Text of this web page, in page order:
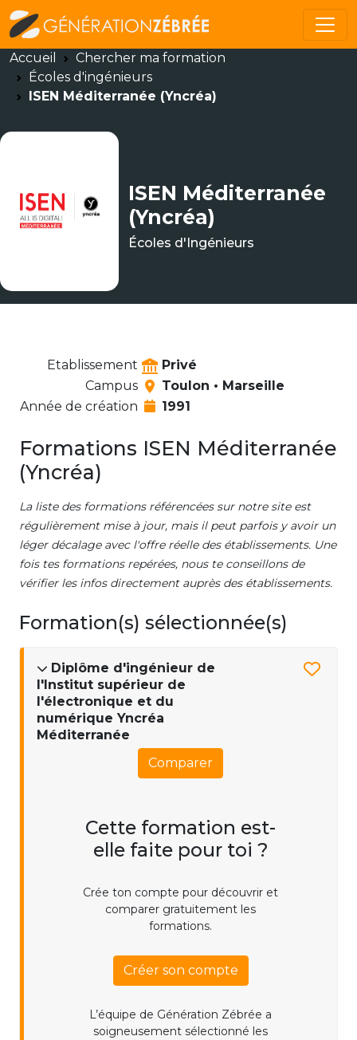
Accueil
Chercher ma formation
Écoles d'ingénieurs
ISEN Méditerranée (Yncréa)
ISEN Méditerranée
(Yncréa)
Écoles d'Ingénieurs
Etablissement
Privé
Campus
Toulon • Marseille
Année de création
1991
Formations ISEN Méditerranée
(Yncréa)
La liste des formations référencées sur notre site est
régulièrement mise à jour, mais il peut parfois y avoir un
léger décalage avec l'offre réelle des établissements. Une
fois tes formations repérées, nous te conseillons de
vérifier les infos directement auprès des établissements.
Formation(s) sélectionnée(s)
Diplôme d'ingénieur de
l'Institut supérieur de
l'électronique et du
numérique Yncréa
Méditerranée
Comparer
Cette formation est-
elle faite pour toi ?
Crée ton compte pour découvrir et
comparer gratuitement les
formations.
Créer son compte
L’équipe de Génération Zébrée a
soigneusement sélectionné les